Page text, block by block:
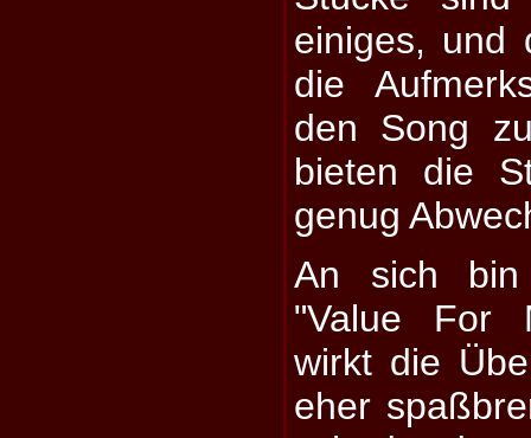
einiges, und
die
den Song
bieten die
genug
An sich
"Value For
wirkt die
eher